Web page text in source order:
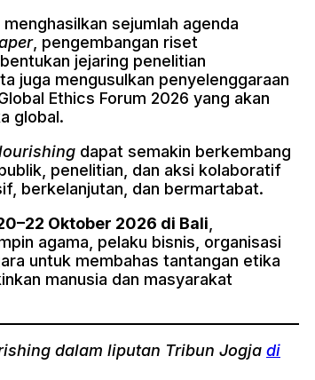
sejumlah agenda
, pengembangan riset
jejaring penelitian
juga mengusulkan penyelenggaraan
Ethics Forum 2026 yang akan
global.
dapat semakin berkembang
penelitian, dan aksi kolaboratif
berkelanjutan, dan bermartabat.
Oktober 2026 di Bali,
agama, pelaku bisnis, organisasi
untuk membahas tantangan etika
manusia dan masyarakat
dalam liputan Tribun Jogja di